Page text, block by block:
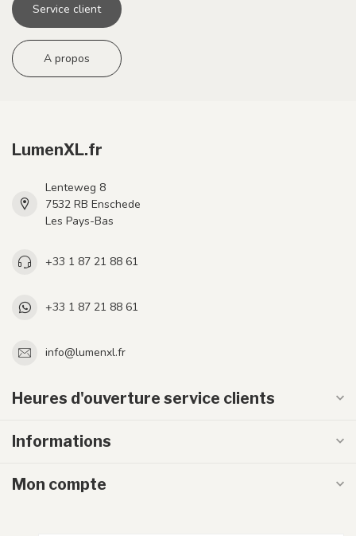
Service client
A propos
LumenXL.fr
Lenteweg 8
7532 RB Enschede
Les Pays-Bas
+33 1 87 21 88 61
+33 1 87 21 88 61
info@lumenxl.fr
Heures d'ouverture service clients
Informations
Mon compte